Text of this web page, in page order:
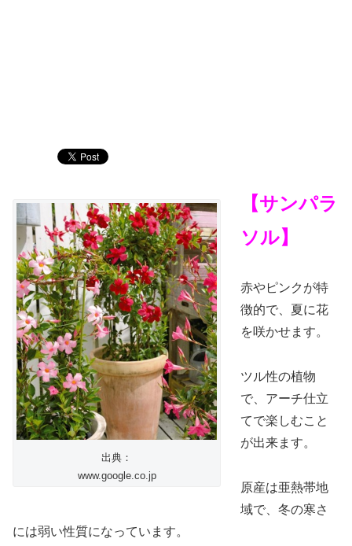
出典：
www.google.co.jp
【サンパラ
ソル】
赤やピンクが特
徴的で、夏に花
を咲かせます。
ツル性の植物
で、アーチ仕立
てで楽しむこと
が出来ます。
原産は亜熱帯地
域で、冬の寒さ
には弱い性質になっています。